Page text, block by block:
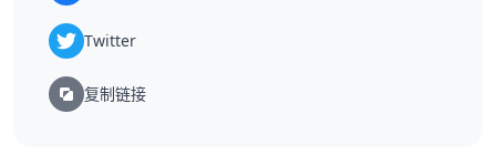
Twitter
复制链接